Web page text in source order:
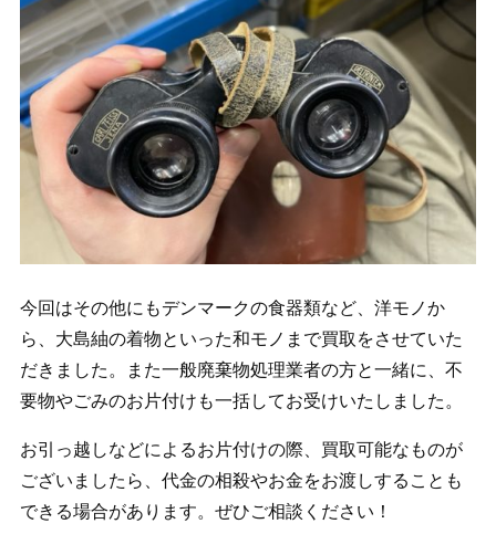
今回はその他にもデンマークの食器類など、洋モノか
ら、大島紬の着物といった和モノまで買取をさせていた
だきました。また一般廃棄物処理業者の方と一緒に、不
要物やごみのお片付けも一括してお受けいたしました。
お引っ越しなどによるお片付けの際、買取可能なものが
ございましたら、代金の相殺やお金をお渡しすることも
できる場合があります。ぜひご相談ください！